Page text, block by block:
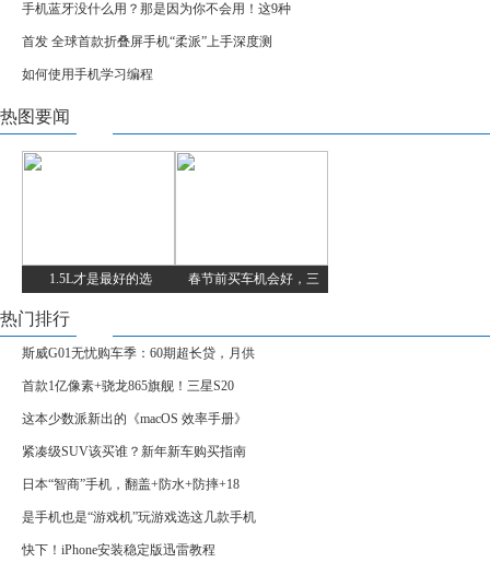
手机蓝牙没什么用？那是因为你不会用！这9种
首发 全球首款折叠屏手机“柔派”上手深度测
如何使用手机学习编程
热图要闻
1.5L才是最好的选 春节前买车机会好，三
热门排行
斯威G01无忧购车季：60期超长贷，月供
首款1亿像素+骁龙865旗舰！三星S20
这本少数派新出的《macOS 效率手册》
紧凑级SUV该买谁？新年新车购买指南
日本“智商”手机，翻盖+防水+防摔+18
是手机也是“游戏机”玩游戏选这几款手机
快下！iPhone安装稳定版迅雷教程